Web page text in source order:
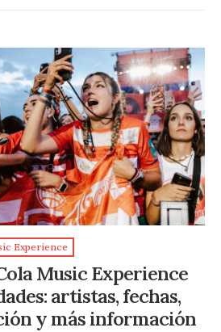
Experience
Music Experience
artistas, fechas,
y más información